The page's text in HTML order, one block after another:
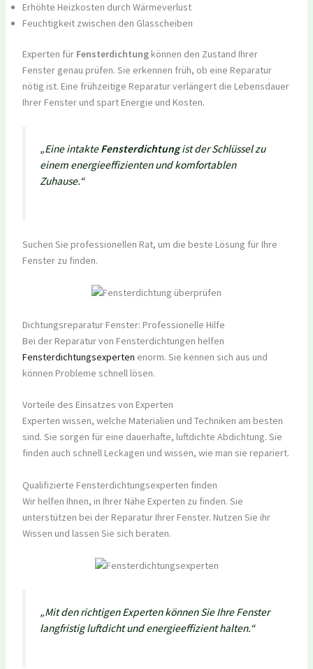
Erhöhte Heizkosten durch Wärmeverlust
Feuchtigkeit zwischen den Glasscheiben
Experten für Fensterdichtungkönnen den Zustand Ihrer
Fenster genau prüfen. Sie erkennen früh, ob eine Reparatur
nötig ist. Eine frühzeitige Reparatur verlängert die Lebensdauer
Ihrer Fenster und spart Energie und Kosten.
„Eine intakteFensterdichtungist der Schlüssel zu
einem energieeffizienten und komfortablen
Zuhause.“
Suchen Sie professionellen Rat, um die beste Lösung für Ihre
Fenster zu finden.
Dichtungsreparatur Fenster: Professionelle Hilfe
Bei der Reparatur von Fensterdichtungen helfen
Fensterdichtungsexperten enorm. Sie kennen sich aus und
können Probleme schnell lösen.
Vorteile des Einsatzes von Experten
Experten wissen, welche Materialien und Techniken am besten
sind. Sie sorgen für eine dauerhafte, luftdichte Abdichtung. Sie
finden auch schnell Leckagen und wissen, wie man sie repariert.
Qualifizierte Fensterdichtungsexperten finden
Wir helfen Ihnen, in Ihrer Nähe Experten zu finden. Sie
unterstützen bei der Reparatur Ihrer Fenster. Nutzen Sie ihr
Wissen und lassen Sie sich beraten.
„Mit den richtigen Experten können Sie Ihre Fenster
langfristig luftdicht und energieeffizient halten.“